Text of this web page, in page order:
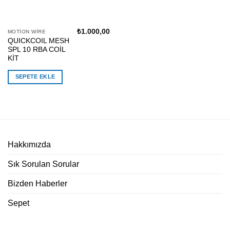
MOTION WIRE
QUICKCOIL MESH
SPL 10 RBA COİL
KİT
₺1.000,00
SEPETE EKLE
Hakkımızda
Sık Sorulan Sorular
Bizden Haberler
Sepet